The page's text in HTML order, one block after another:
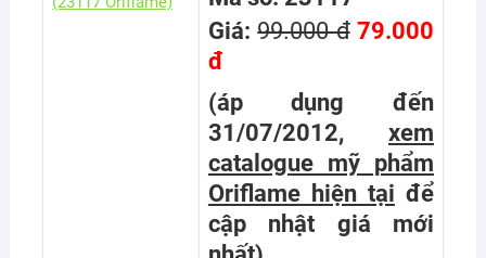
Giá:99.000 đ79.000
đ
(áp dụng đến
31/07/2012, xem
catalogue mỹ phẩm
Oriflame hiện tại để
cập nhật giá mới